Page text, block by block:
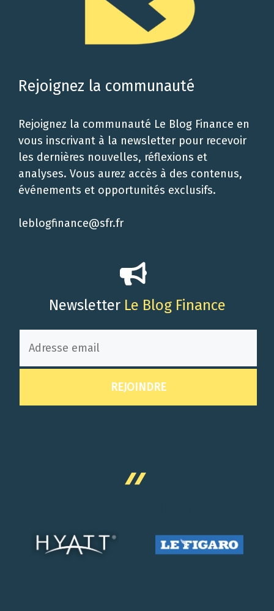
Rejoignez la communauté
Rejoignez la communauté Le Blog Finance en
vous inscrivant à la newsletter pour recevoir
les dernières nouvelles, réflexions et
analyses. Vous aurez accès à des contenus,
événements et opportunités exclusifs.
leblogfinance@sfr.fr
Newsletter Le Blog Finance